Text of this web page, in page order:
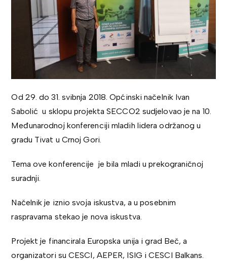
Od 29. do 31. svibnja 2018. Općinski načelnik Ivan
Sabolić u sklopu projekta SECCO2 sudjelovao je na 10.
Međunarodnoj konferenciji mladih lidera održanog u
gradu Tivat u Crnoj Gori.
Tema ove konferencije je bila mladi u prekograničnoj
suradnji.
Načelnik je iznio svoja iskustva, a u posebnim
raspravama stekao je nova iskustva.
Projekt je financirala Europska unija i grad Beč, a
organizatori su CESCI, AEPER, ISIG i CESCI Balkans.